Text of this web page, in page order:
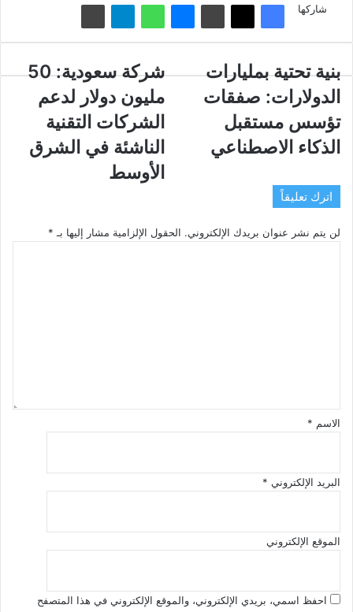
شاركها
بنية
تحتية
بمليارات
الدولارات:
صفقات
تؤسس
الذكاء
الاصطناعي
بنية تحتية بمليارات
الدولارات: صفقات
تؤسس مستقبل
الذكاء الاصطناعي
شركة
سعودية:
50
مليون
دولار
لدعم
الشركات
التقنية
الشرق
شركة سعودية: 50
مليون دولار لدعم
الشركات التقنية
الناشئة في الشرق
الأوسط
اترك تعليقاً
لن يتم نشر عنوان بريدك الإلكتروني. الحقول الإلزامية مشار إليها بـ *
الاسم *
البريد الإلكتروني *
الموقع الإلكتروني
احفظ اسمي، بريدي الإلكتروني، والموقع الإلكتروني في هذا المتصفح